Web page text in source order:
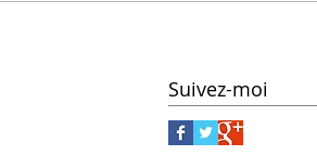
Suivez-moi